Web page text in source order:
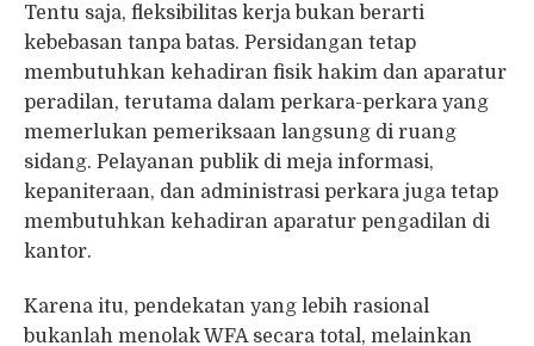
Tentu saja, fleksibilitas kerja bukan berarti
kebebasan tanpa batas. Persidangan tetap
membutuhkan kehadiran fisik hakim dan aparatur
peradilan, terutama dalam perkara-perkara yang
memerlukan pemeriksaan langsung di ruang
sidang. Pelayanan publik di meja informasi,
kepaniteraan, dan administrasi perkara juga tetap
membutuhkan kehadiran aparatur pengadilan di
kantor.
Karena itu, pendekatan yang lebih rasional
bukanlah menolak WFA secara total, melainkan